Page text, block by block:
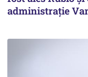
administrație